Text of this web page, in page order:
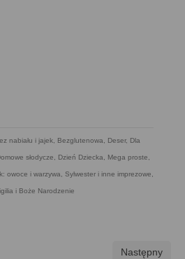
nabiału i jajek Bezglutenowa Deser, Dla
słodycze Dzień Dziecka Mega proste
owoce i warzywa Sylwester i inne imprezowe
i Boże Narodzenie
Następny